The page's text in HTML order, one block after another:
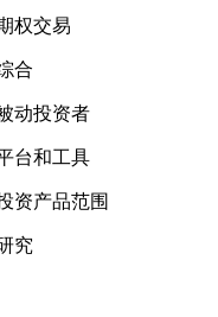
权交易
合
动投资者
台和工具
资产品范围
究